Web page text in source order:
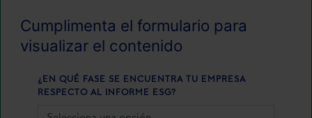
¿EN QUÉ FASE SE ENCUENTRA TU EMPRESA
RESPECTO AL INFORME ESG?
Cumplimenta el formulario para
visualizar el contenido